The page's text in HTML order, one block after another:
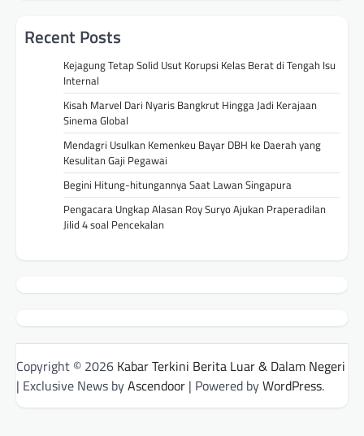
Recent Posts
Kejagung Tetap Solid Usut Korupsi Kelas Berat di Tengah Isu
Internal
Kisah Marvel Dari Nyaris Bangkrut Hingga Jadi Kerajaan
Sinema Global
Mendagri Usulkan Kemenkeu Bayar DBH ke Daerah yang
Kesulitan Gaji Pegawai
Begini Hitung-hitungannya Saat Lawan Singapura
Pengacara Ungkap Alasan Roy Suryo Ajukan Praperadilan
Jilid 4 soal Pencekalan
Copyright © 2026 Kabar Terkini Berita Luar & Dalam Negeri
| Exclusive News byAscendoor | Powered byWordPress.